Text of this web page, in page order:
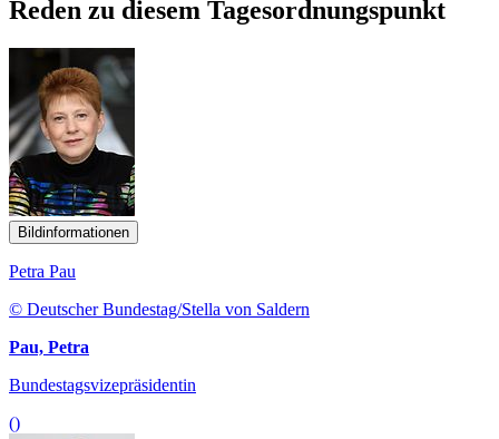
Bildinformationen
Petra Pau
© Deutscher Bundestag/Stella von Saldern
Pau, Petra
Bundestagsvizepräsidentin
()